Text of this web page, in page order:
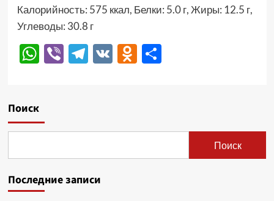
Калорийность: 575 ккал, Белки: 5.0 г, Жиры: 12.5 г,
Углеводы: 30.8 г
WhatsApp
ViberTelegram
VKOdnoklassniki
Отправить
Поиск
Поиск
Последние записи